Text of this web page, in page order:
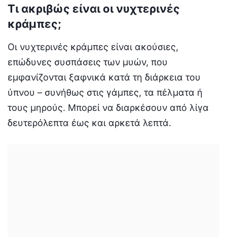
Τι ακριβώς είναι οι νυχτερινές
κράμπες;
Οι νυχτερινές κράμπες είναι ακούσιες,
επώδυνες συσπάσεις των μυών, που
εμφανίζονται ξαφνικά κατά τη διάρκεια του
ύπνου – συνήθως στις γάμπες, τα πέλματα ή
τους μηρούς. Μπορεί να διαρκέσουν από λίγα
δευτερόλεπτα έως και αρκετά λεπτά.